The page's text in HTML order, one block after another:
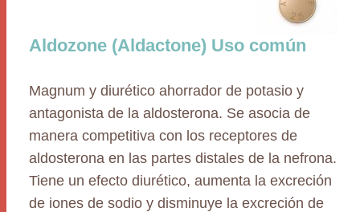
Aldozone (Aldactone) Uso común
Magnum y diurético ahorrador de potasio y
antagonista de la aldosterona. Se asocia de
manera competitiva con los receptores de
aldosterona en las partes distales de la nefrona.
Tiene un efecto diurético, aumenta la excreción
de iones de sodio y disminuye la excreción de